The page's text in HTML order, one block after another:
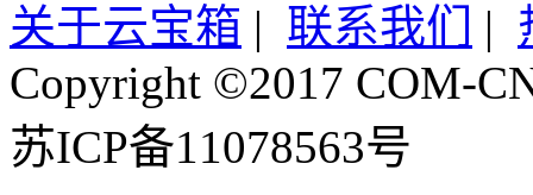
关于云宝箱 | 联系我们 |
Copyright ©2017 COM-
苏ICP备11078563号